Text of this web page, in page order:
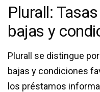
Plurall:
bajas y
Plurall se distingue
bajas y condiciones
los préstamos